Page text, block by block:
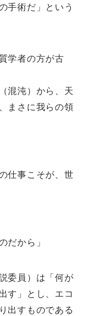
手術だ」という
学者の方が古
混沌）から、天
まさに我らの領
仕事こそが、世
だから」
委員）は「何が
す」とし、エコ
出すものである